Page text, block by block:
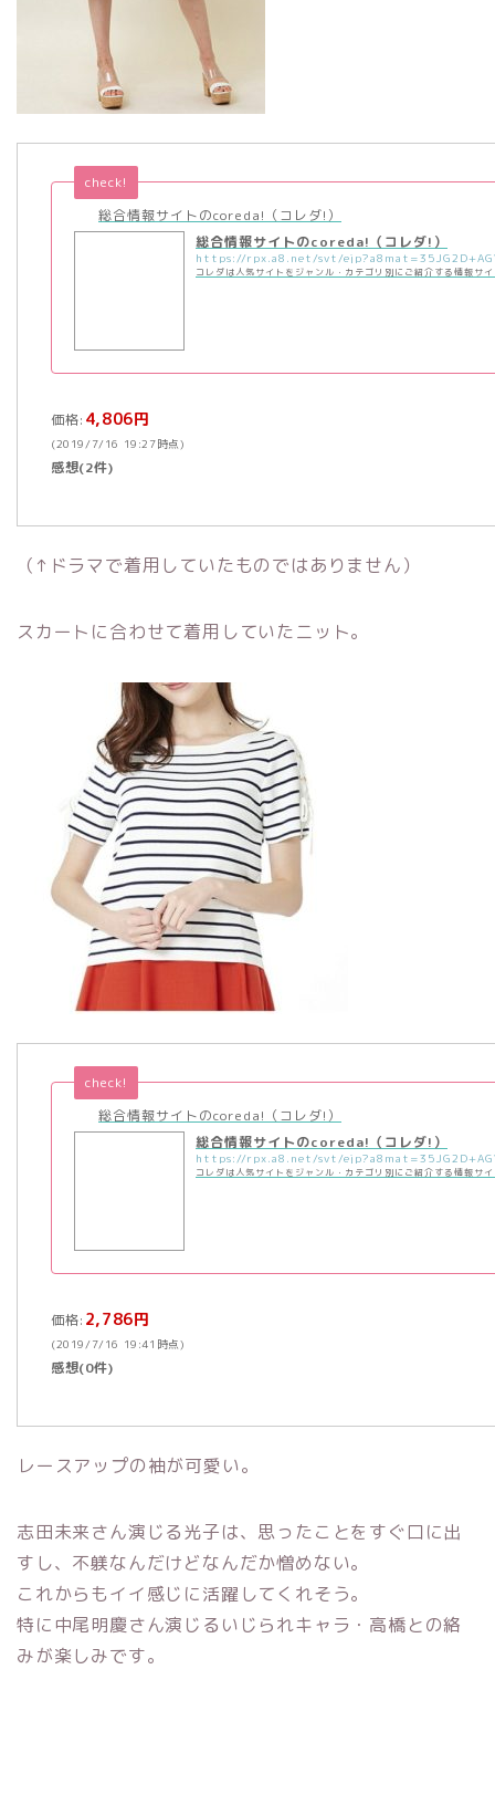
総合情報サイトのcoreda!（コレダ!）
check!
総合情報サイトのcoreda!（コレダ!）
コレダは人気サイトをジャンル・カテゴリ別にご紹介する情報サ
価格: 4,806円
(2019/7/16 19:27時点)
感想(2件)
（↑ドラマで着用していたものではありません）
スカートに合わせて着用していたニット。
総合情報サイトのcoreda!（コレダ!）
check!
総合情報サイトのcoreda!（コレダ!）
コレダは人気サイトをジャンル・カテゴリ別にご紹介する情報サ
価格: 2,786円
(2019/7/16 19:41時点)
感想(0件)
レースアップの袖が可愛い。
志田未来さん演じる光子は、思ったことをすぐ口に出
すし、不躾なんだけどなんだか憎めない。
これからもイイ感じに活躍してくれそう。
特に中尾明慶さん演じるいじられキャラ・高橋との絡
みが楽しみです。